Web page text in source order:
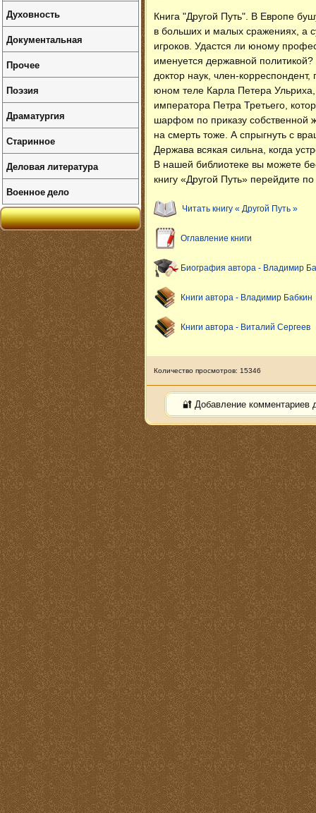
Книга "Другой Путь". В Европе
в больших и малых сражениях, а
игроков. Удастся ли юному
именуется державной
доктор наук, член-
юном теле Карла Петера Ульриха,
императора Петра Третьего,
шарфом по приказу собственной
на смерть тоже. А спрыгнуть с
Держава всякая сильна, когда
В нашей библиотеке вы можете
книгу «Другой Путь» перейдите
Читать книгу « Другой Путь »
Оглавление книги
Биография автора - Владимир
Книги автора - Владимир Бабкин
Книги автора - Виталий Сергеев
Количество просмотров: 15346
🔐 Добавление комментариев
Духовность
Документальная
Прочее
Поэзия
Драматургия
Старинное
Деловая литература
Военное дело